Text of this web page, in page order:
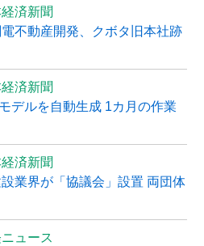
経済新聞
不動産開発、クボタ旧本社跡
経済新聞
デルを自動生成 1カ月の作業
経済新聞
業界が「協議会」設置 両団体
ュース